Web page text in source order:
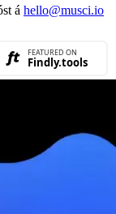
á hello@musci.io